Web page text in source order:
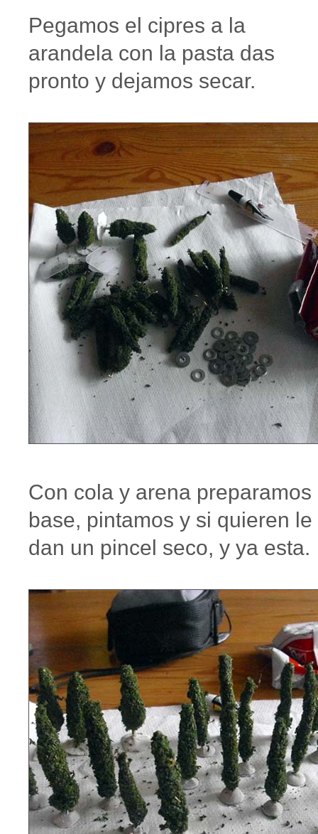
Pegamos el cipres a la
arandela con la pasta das
pronto y dejamos secar.
Con cola y arena preparamos
base, pintamos y si quieren le
dan un pincel seco, y ya esta.